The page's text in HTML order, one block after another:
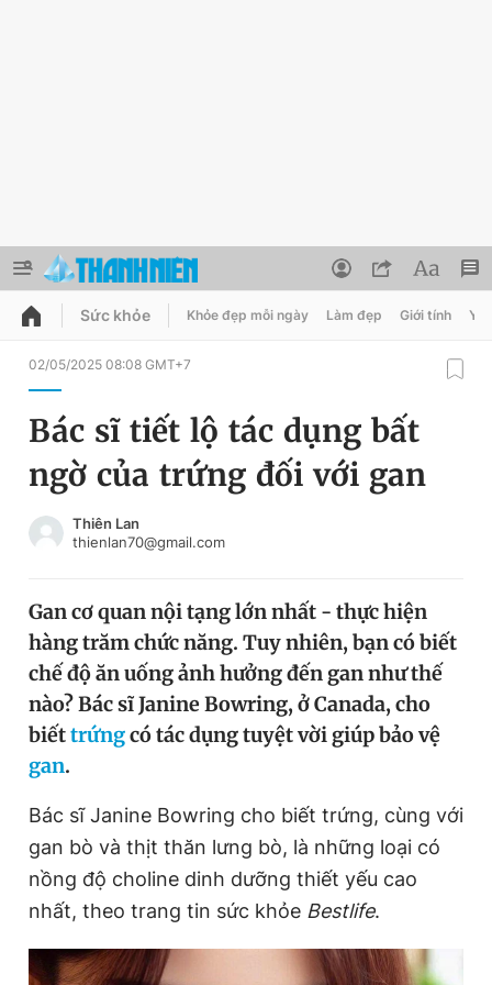
QUẢNG CÁO ĐẶT BÁO
Chuyên mục
Chuyên mục khác
Tin thị trường Tin 360
Video Magazine
Sản phẩm khác
Tiện ích Bạn cần biết
Thông tin tòa soạn Liên hệ quảng cáo
Đổi mật khẩu
Tin đã lưu
Tin đã xem
Đăng xuất
Sức khỏe Khỏe đẹp mỗi ngày Làm đẹp Giới tính Y
02/05/2025 08:08 GMT+7
Bác sĩ tiết lộ tác dụng bất
ngờ của trứng đối với gan
Thiên Lan
thienlan70@gmail.com
Gan cơ quan nội tạng lớn nhất - thực hiện
hàng trăm chức năng. Tuy nhiên, bạn có biết
chế độ ăn uống ảnh hưởng đến gan như thế
nào? Bác sĩ Janine Bowring, ở Canada, cho
biếttrứngcó tác dụng tuyệt vời giúp bảo vệ
gan.
Bác sĩ Janine Bowring cho biết trứng, cùng với
gan bò và thịt thăn lưng bò, là những loại có
nồng độ choline dinh dưỡng thiết yếu cao
nhất, theo trang tin sức khỏe Bestlife.